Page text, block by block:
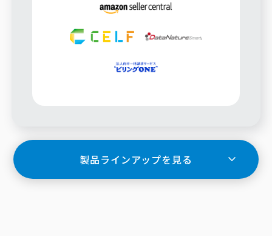
製品ラインアップを見る